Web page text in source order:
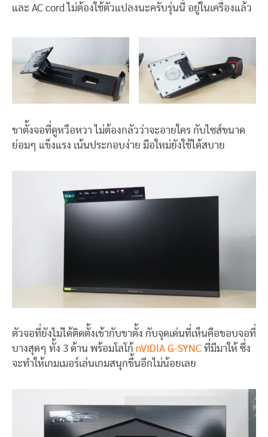
และ AC cord ไม่ต้องใช้ตัวแปลงนะครับรุ่นนี้ อยู่ในเครื่องแล้ว
ขาตั้งจอที่ดูหวือหวา ไม่ต้องกลัวว่าจะอายใคร กับไซส์ขนาด
ย่อมๆ แข็งแรง เน้นประกอบง่าย มือใหม่ยังใช้ได้สบาย
ตัวจอที่ยังไม่ได้ติดตั้งเข้ากับขาตั้ง กับจุดเด่นที่เห็นคือขอบจอที่
บางสุดๆ ทั้ง 3 ด้าน พร้อมโลโก้ nVIDIA G-SYNC ที่มีมาให้ ซึ่ง
จะทำให้เกมเมอร์เล่นเกมสนุกขึ้นอีกไม่น้อยเลย